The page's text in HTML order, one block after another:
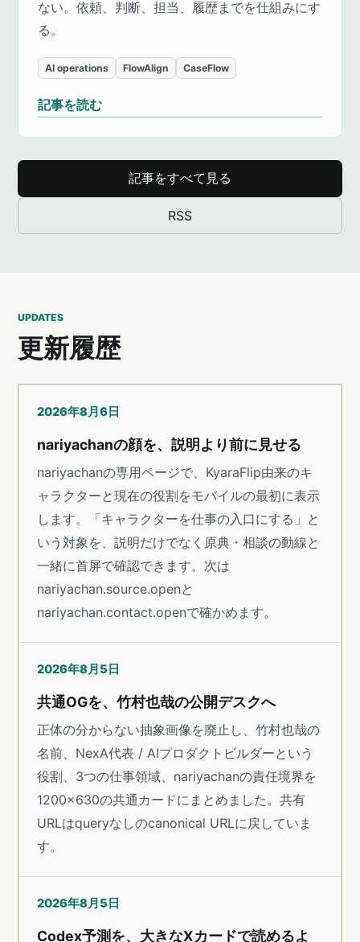
ない。依頼、判断、担当、履歴までを仕組みにす
る。
AI operations FlowAlign CaseFlow
記事を読む
記事をすべて見る
RSS
UPDATES
更新履歴
2026年8月6日
nariyachanの顔を、説明より前に見せる
nariyachanの専用ページで、KyaraFlip由来のキ
ャラクターと現在の役割をモバイルの最初に表示
します。「キャラクターを仕事の入口にする」と
いう対象を、説明だけでなく原典・相談の動線と
一緒に首屏で確認できます。次は
nariyachan.source.openと
nariyachan.contact.openで確かめます。
2026年8月5日
共通OGを、竹村也哉の公開デスクへ
正体の分からない抽象画像を廃止し、竹村也哉の
名前、NexA代表 / AIプロダクトビルダーという
役割、3つの仕事領域、nariyachanの責任境界を
1200×630の共通カードにまとめました。共有
URLはqueryなしのcanonical URLに戻していま
す。
2026年8月5日
Codex予測を、大きなXカードで読めるよ